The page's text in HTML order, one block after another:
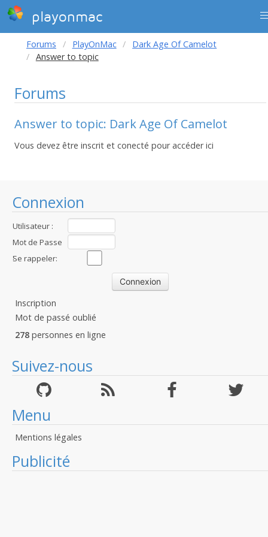
playonmac
Connexion
Utilisateur :
Mot de Passe
:Se rappeler:
Inscription
Mot de passé oublié
278 personnes en ligne
Suivez-nous
Menu
Mentions légales
Publicité
Forums PlayOnMac
Dark Age Of Camelot
Answer to topic
Forums
Answer to topic: Dark Age Of Camelot
Vous devez être inscrit et conecté pour accéder ici